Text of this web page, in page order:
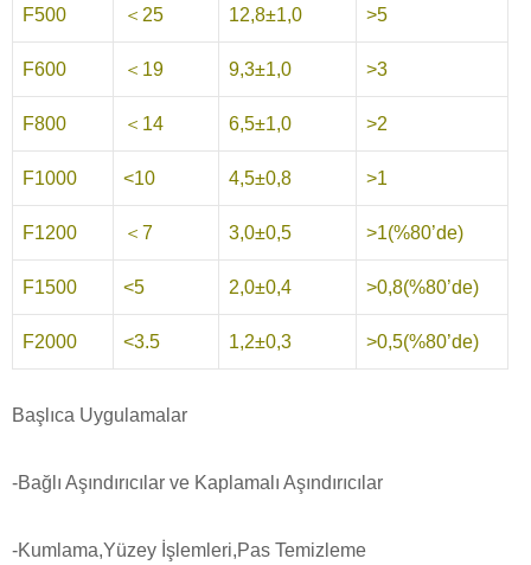
F500 ＜25 12,8±1,0 >5
F600 ＜19 9,3±1,0 >3
F800 ＜14 6,5±1,0 >2
F1000 <10 4,5±0,8 >1
F1200 ＜7 3,0±0,5 >1(%80’de)
F1500 <5 2,0±0,4 >0,8(%80’de)
F2000 <3.5 1,2±0,3 >0,5(%80’de)
Başlıca Uygulamalar
-Bağlı Aşındırıcılar ve Kaplamalı Aşındırıcılar
-Kumlama,Yüzey İşlemleri,Pas Temizleme